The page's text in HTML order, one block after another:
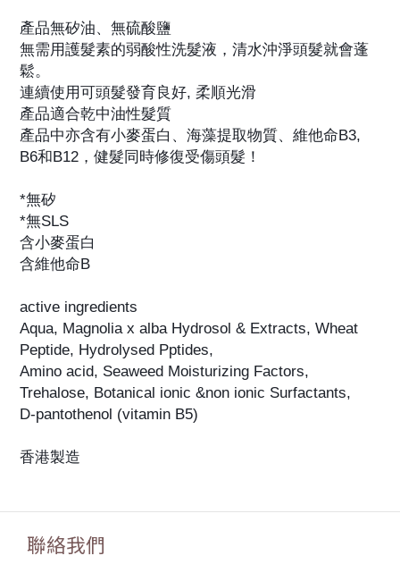
產品無矽油、無硫酸鹽
無需用護髮素的弱酸性洗髮液，清水沖淨頭髮就會蓬
鬆。
連續使用可頭髮發育良好, 柔順光滑
產品適合乾中油性髮質
產品中亦含有小麥蛋白、海藻提取物質、維他命B3,
B6和B12 ，健髮同時修復受傷頭髮！
*無矽
*無SLS
含小麥蛋白
含維他命B
active ingredients
Aqua, Magnolia x alba Hydrosol & Extracts, Wheat
Peptide, Hydrolysed Pptides,
Amino acid, Seaweed Moisturizing Factors,
Trehalose, Botanical ionic &non ionic Surfactants,
D-pantothenol (vitamin B5)
香港製造
聯絡我們